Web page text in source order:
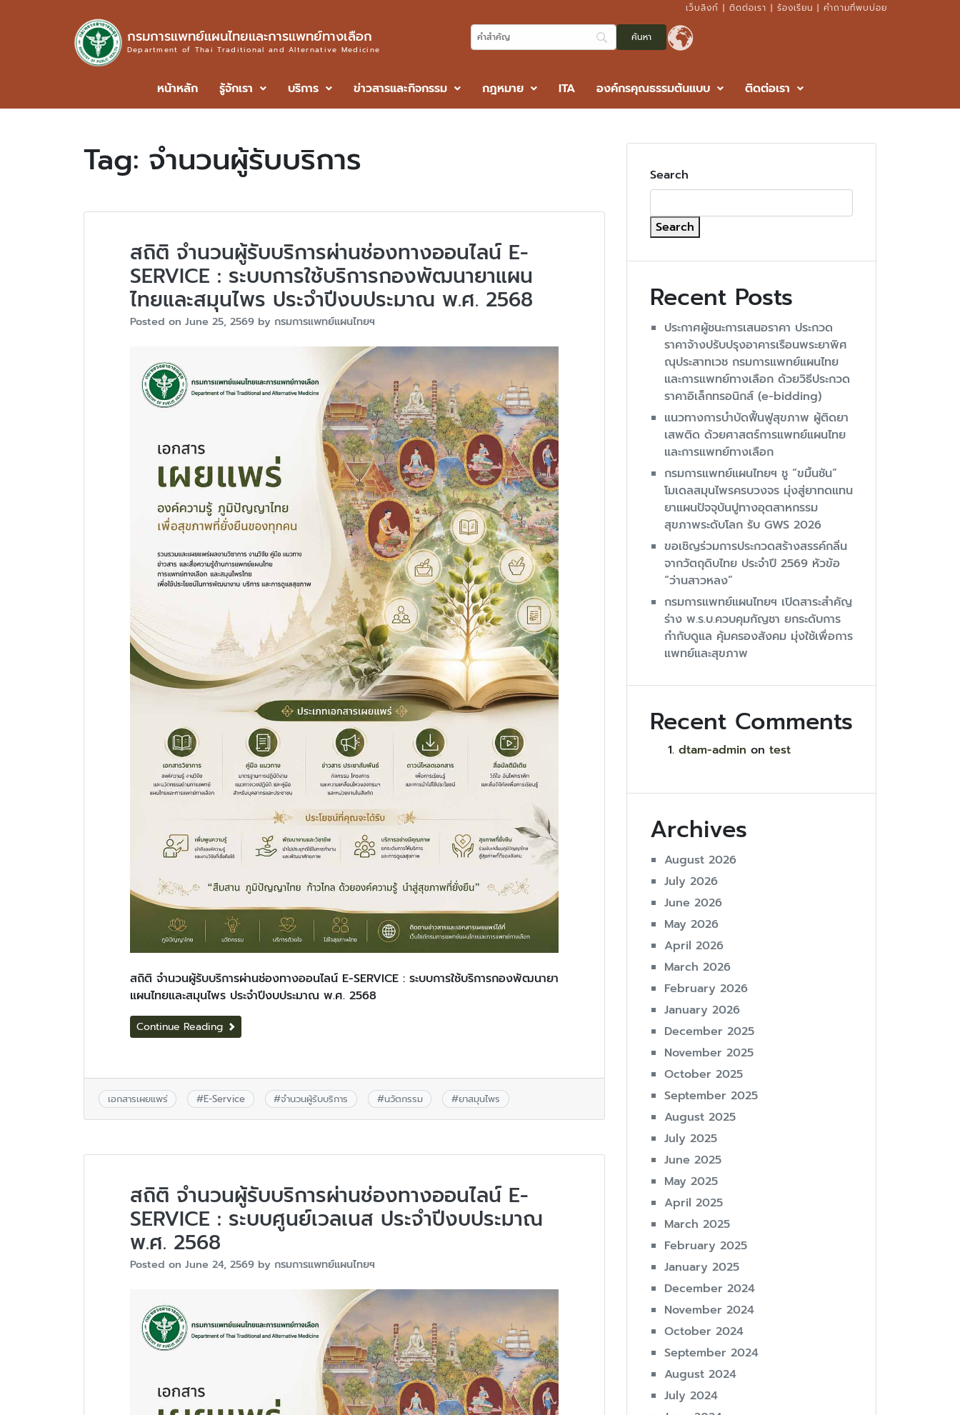
เว็บลิงก์ | ติดต่อเรา | ร้องเรียน | คำถามที่พบบ่อย
กรมการแพทย์แผนไทยและการแพทย์ทางเลือก
Department of Thai Traditional and Alternative Medicine
หน้าหลัก รู้จักเรา บริการ ข่าวสารและกิจกรรม กฎหมาย ITA องค์กรคุณธรรมต้นแบบ ติดต่อเรา
Tag: จำนวนผู้รับบริการ
สถิติ จำนวนผู้รับบริการผ่านช่องทางออนไลน์ E-
SERVICE : ระบบการใช้บริการกองพัฒนายาแผน
ไทยและสมุนไพร ประจำปีงบประมาณ พ.ศ. 2568
Posted on June 25, 2569 by กรมการแพทย์แผนไทยฯ
สถิติ จำนวนผู้รับบริการผ่านช่องทางออนไลน์ E-SERVICE : ระบบการใช้บริการกองพัฒนายา
แผนไทยและสมุนไพร ประจำปีงบประมาณ พ.ศ. 2568
Continue Reading
เอกสารเผยแพร่ #E-Service #จำนวนผู้รับบริการ #นวัตกรรม #ยาสมุนไพร
สถิติ จำนวนผู้รับบริการผ่านช่องทางออนไลน์ E-
SERVICE : ระบบศูนย์เวลเนส ประจำปีงบประมาณ
พ.ศ. 2568
Posted on June 24, 2569 by กรมการแพทย์แผนไทยฯ
Search
Search
Recent Posts
ประกาศผู้ชนะการเสนอราคา ประกวด
ราคาจ้างปรับปรุงอาคารเรือนพระยาพิศ
ณุประสาทเวช กรมการแพทย์แผนไทย
และการแพทย์ทางเลือก ด้วยวิธีประกวด
ราคาอิเล็กทรอนิกส์ (e-bidding)
แนวทางการบำบัดฟื้นฟูสุขภาพ ผู้ติดยา
เสพติด ด้วยศาสตร์การแพทย์แผนไทย
และการแพทย์ทางเลือก
กรมการแพทย์แผนไทยฯ ชู “ขมิ้นชัน”
โมเดลสมุนไพรครบวงจร มุ่งสู่ยาทดแทน
ยาแผนปัจจุบันปูทางอุตสาหกรรม
สุขภาพระดับโลก รับ GWS 2026
ขอเชิญร่วมการประกวดสร้างสรรค์กลิ่น
จากวัตถุดิบไทย ประจำปี 2569 หัวข้อ
“ว่านสาวหลง”
กรมการแพทย์แผนไทยฯ เปิดสาระสำคัญ
ร่าง พ.ร.บ.ควบคุมกัญชา ยกระดับการ
กำกับดูแล คุ้มครองสังคม มุ่งใช้เพื่อการ
แพทย์และสุขภาพ
Recent Comments
dtam-admin on test
Archives
August 2026
July 2026
June 2026
May 2026
April 2026
March 2026
February 2026
January 2026
December 2025
November 2025
October 2025
September 2025
August 2025
July 2025
June 2025
May 2025
April 2025
March 2025
February 2025
January 2025
December 2024
November 2024
October 2024
September 2024
August 2024
July 2024